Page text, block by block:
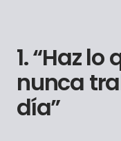
1. “Haz
nunca
día”